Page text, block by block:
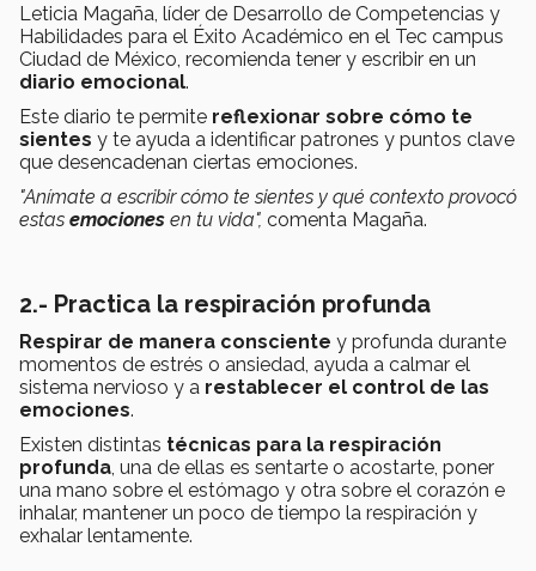
Leticia Magaña, líder de Desarrollo de Competencias y
Habilidades para el Éxito Académico en el Tec campus
Ciudad de México, recomienda tener y escribir en un
diario emocional.
Este diario te permite reflexionar sobre cómo te
sientes y te ayuda a identificar patrones y puntos clave
que desencadenan ciertas emociones.
"Anímate a escribir cómo te sientes y qué contexto provocó
estas emociones en tu vida", comenta Magaña.
2.- Practica la respiración profunda
Respirar de manera consciente y profunda durante
momentos de estrés o ansiedad, ayuda a calmar el
sistema nervioso y a restablecer el control de las
emociones.
Existen distintas técnicas para la respiración
profunda , una de ellas es sentarte o acostarte, poner
una mano sobre el estómago y otra sobre el corazón e
inhalar, mantener un poco de tiempo la respiración y
exhalar lentamente.